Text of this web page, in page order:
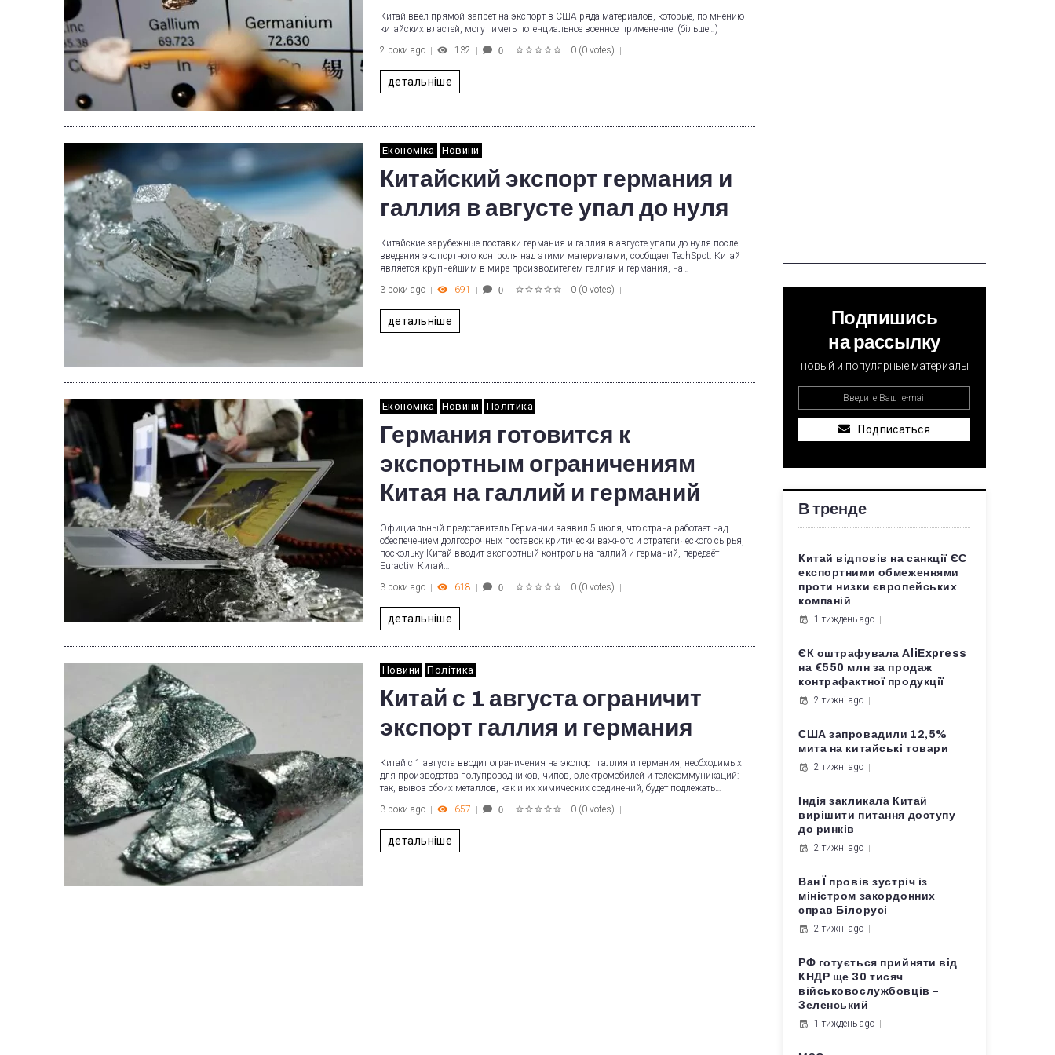
Китай ввел прямой запрет на экспорт в США ряда материалов, которые, по мнению
китайских властей, могут иметь потенциальное военное применение. (більше…)
2 роки ago
132 0 0 (0 votes)
детальніше
Економіка Новини
Китайский экспорт германия и
галлия в августе упал до нуля
Китайские зарубежные поставки германия и галлия в августе упали до нуля после
введения экспортного контроля над этими материалами, сообщает TechSpot. Китай
является крупнейшим в мире производителем галлия и германия, на…
3 роки ago
691 0 0 (0 votes)
детальніше
Економіка Новини Політика
Германия готовится к
экспортным ограничениям
Китая на галлий и германий
Официальный представитель Германии заявил 5 июля, что страна работает над
обеспечением долгосрочных поставок критически важного и стратегического сырья,
поскольку Китай вводит экспортный контроль на галлий и германий, передаёт
Euractiv. Китай…
3 роки ago
618 0 0 (0 votes)
детальніше
Новини Політика
Китай с 1 августа ограничит
экспорт галлия и германия
Китай с 1 августа вводит ограничения на экспорт галлия и германия, необходимых
для производства полупроводников, чипов, электромобилей и телекоммуникаций:
так, вывоз обоих металлов, как и их химических соединений, будет подлежать…
3 роки ago
657 0 0 (0 votes)
детальніше
Подпишись
на рассылку
новый и популярные материалы
Подписаться
В тренде
Китай відповів на санкції ЄС
експортними обмеженнями
проти низки європейських
компаній
1 тиждень ago
ЄК оштрафувала AliExpress
на €550 млн за продаж
контрафактної продукції
2 тижні ago
США запровадили 12,5%
мита на китайські товари
2 тижні ago
Індія закликала Китай
вирішити питання доступу
до ринків
2 тижні ago
Ван Ї провів зустріч із
міністром закордонних
справ Білорусі
2 тижні ago
РФ готується прийняти від
КНДР ще 30 тисяч
військовослужбовців –
Зеленський
1 тиждень ago